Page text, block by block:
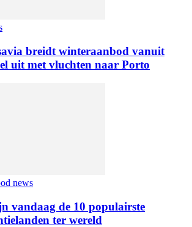
breidt winteraanbod vanuit
uit met vluchten naar Porto
news
vandaag de 10 populairste
ter wereld